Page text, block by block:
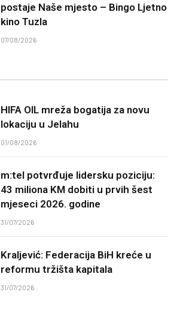
postaje Naše mjesto – Bingo Ljetno
kino Tuzla
07/08/2026
HIFA OIL mreža bogatija za novu
lokaciju u Jelahu
01/08/2026
m:tel potvrđuje lidersku poziciju:
43 miliona KM dobiti u prvih šest
mjeseci 2026. godine
31/07/2026
Kraljević: Federacija BiH kreće u
reformu tržišta kapitala
31/07/2026